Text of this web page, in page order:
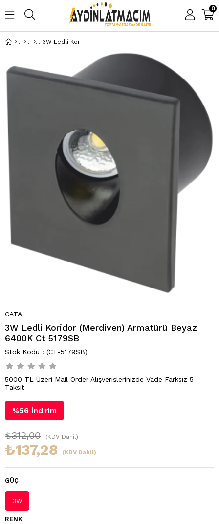
0
3W Ledli Koridor (Merdiven) Armatürü Beyaz 6400K Ct 5179SB
CATA
3W Ledli Koridor (Merdiven) Armatürü Beyaz
6400K Ct 5179SB
(CT-5179SB)
5000 TL Üzeri Mail Order Alışverişlerinizde Vade Farksız 5
Taksit
%56 İndirim
₺312,00 (KDV Dahil)
₺137,28 (KDV Dahil)
GÜÇ
3W
RENK